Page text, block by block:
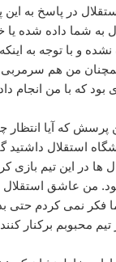
در پاسخ به
به شما داده شده
و با توجه به
همچنان من هم
بود که با من انجام
پرسش که آیا انتظار
استقلال
ها در این تیم بازی
من عاشق استقلال
فکر نمی کردم حتی
محبوبم برکنار